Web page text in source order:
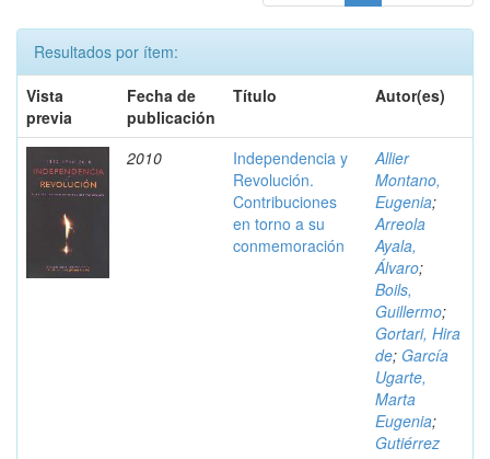
Resultados por ítem:
Vista
previa
Fecha de
publicación
Título Autor(es)
2010
Independencia y
Revolución.
Contribuciones
en torno a su
conmemoración
Allier
Montano,
Eugenia;
Arreola
Ayala,
Álvaro;
Boils,
Guillermo;
Gortari, Hira
de; García
Ugarte,
Marta
Eugenia;
Gutiérrez